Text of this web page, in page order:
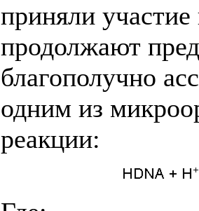
приняли
продолжают
благополучно
одним из
реакции: